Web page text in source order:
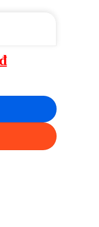
₫Giá
hiện
700.000 ₫.